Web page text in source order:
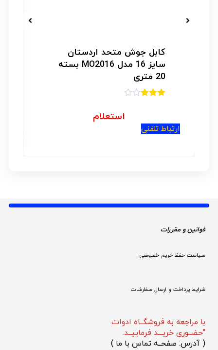
کابل جوش متحد اردستان
سایز 16 مدل MO2016 بسته
20 متری
استعلام
ارتباط تلفنی
قوانین و مقررات
سیاست حفظ حریم خصوصی
شرایط پرداخت و ارسال سفارشات
با مراجعه به فروشگــاه ادوات
"حضــوری خریـــد فرماییــد.
( آدرس: صفحــه تماس با ما )